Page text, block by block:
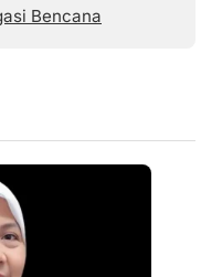
Bencana